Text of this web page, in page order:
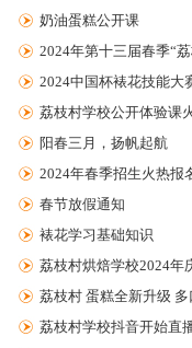
奶油蛋糕公开课
2024年第十三届春季“
2024中国杯裱花技能大
荔枝村学校公开体验课
阳春三月，扬帆起航
2024年春季招生火热报
春节放假通知
裱花学习基础知识
荔枝村烘焙学校2024年
荔枝村 蛋糕全新升级
荔枝村学校抖音开始直